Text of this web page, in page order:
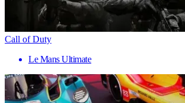
Call of Duty
Le Mans Ultimate